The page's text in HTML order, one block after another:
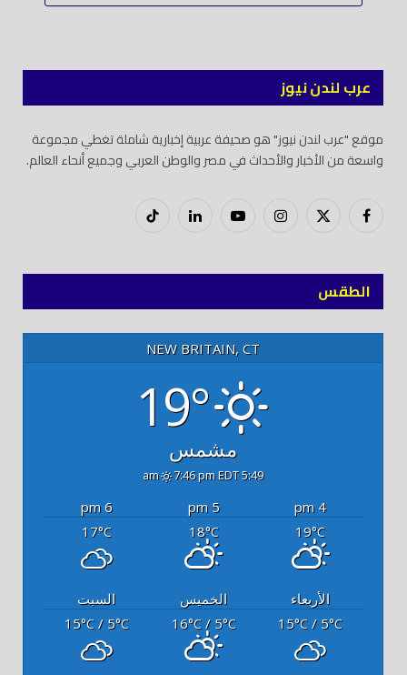
عرب لندن نيوز
موقع "عرب لندن نيوز" هو صحيفة عربية إخبارية شاملة تغطي مجموعة
واسعة من الأخبار والأحداث في مصر والوطن العربي وجميع أنحاء العالم.
فيسبوكX
إنستغراميوتيوب لينكدود
تيك
الطقس
NEW BRITAIN, CT
19°
مشمس
5:49 am
7:46 pm EDT
4 pm
5 pm
6 pm
19°C
18°C
17°C
الأربعاء الخميس
السبت
15°C / 5°C
16°C/ 5°C
15°C/ 5°C